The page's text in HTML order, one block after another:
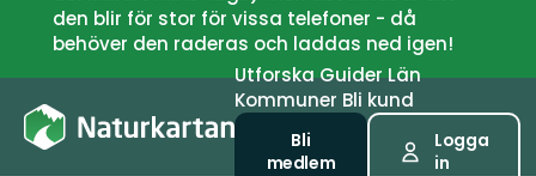
den blir för stor för vissa telefoner - då
behöver den raderas och laddas ned igen!
UtforskaGuiderLän
Kommuner Bli kund
Bli
medlem
Logga
in